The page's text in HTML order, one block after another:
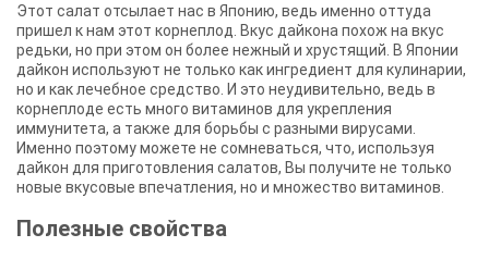
Этот салат отсылает нас в Японию, ведь именно оттуда
пришел к нам этот корнеплод. Вкус дайкона похож на вкус
редьки, но при этом он более нежный и хрустящий. В Японии
дайкон используют не только как ингредиент для кулинарии,
но и как лечебное средство. И это неудивительно, ведь в
корнеплоде есть много витаминов для укрепления
иммунитета, а также для борьбы с разными вирусами.
Именно поэтому можете не сомневаться, что, используя
дайкон для приготовления салатов, Вы получите не только
новые вкусовые впечатления, но и множество витаминов.
Полезные свойства